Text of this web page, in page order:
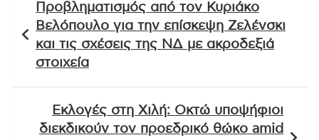
άρθρων
Προβληματισμός από τον Κυριάκο
Βελόπουλο για την επίσκεψη Ζελένσκι
και τις σχέσεις της ΝΔ με ακροδεξιά
στοιχεία
Εκλογές στη Χιλή: Οκτώ υποψήφιοι
διεκδικούν τον προεδρικό θώκο amid